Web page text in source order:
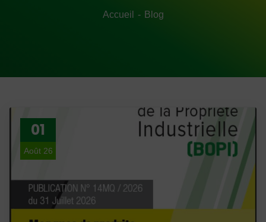
Accueil Blog
01
Août 26